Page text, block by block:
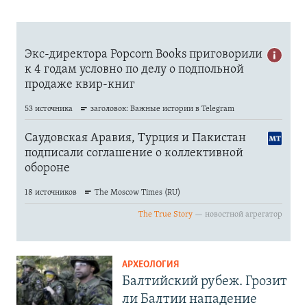
АРХЕОЛОГИЯ
Балтийский рубеж. Грозит
ли Балтии нападение